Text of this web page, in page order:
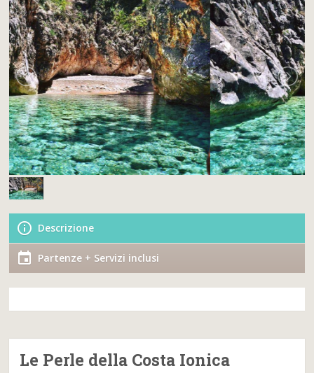
Descrizione
Partenze + Servizi inclusi
Le Perle della Costa Ionica